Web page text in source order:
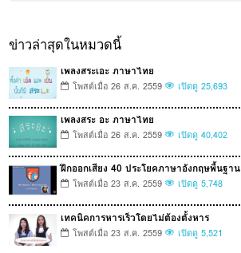
ข่าวล่าสุดในหมวดนี้
เพลงสระเอะ ภาษาไทย
โพสต์เมื่อ 26 ส.ค. 2559 เปิดดู 25,693
เพลงสระ อะ ภาษาไทย
โพสต์เมื่อ 26 ส.ค. 2559 เปิดดู 40,402
ฝึกออกเสียง 40 ประโยคภาษาอังกฤษพื้นฐาน
โพสต์เมื่อ 23 ส.ค. 2559 เปิดดู 5,748
เทคนิคการหารเร็วโดยไม่ต้องตั้งหาร
โพสต์เมื่อ 23 ส.ค. 2559 เปิดดู 5,521